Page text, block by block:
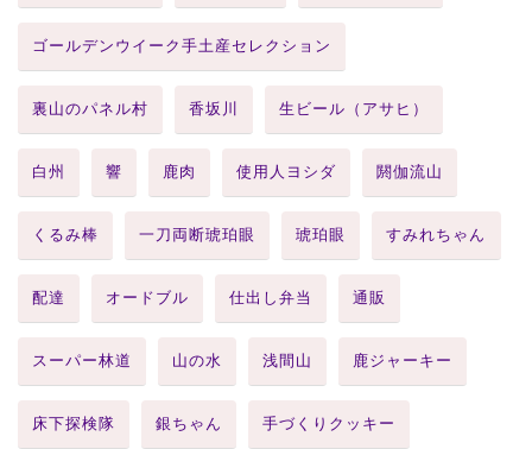
ゴールデンウイーク手土産セレクション
裏山のパネル村 香坂川 生ビール（アサヒ）
白州 響 鹿肉 使用人ヨシダ 閼伽流山
くるみ棒 一刀両断琥珀眼 琥珀眼 すみれちゃん
配達 オードブル 仕出し弁当 通販
スーパー林道 山の水 浅間山 鹿ジャーキー
床下探検隊 銀ちゃん 手づくりクッキー